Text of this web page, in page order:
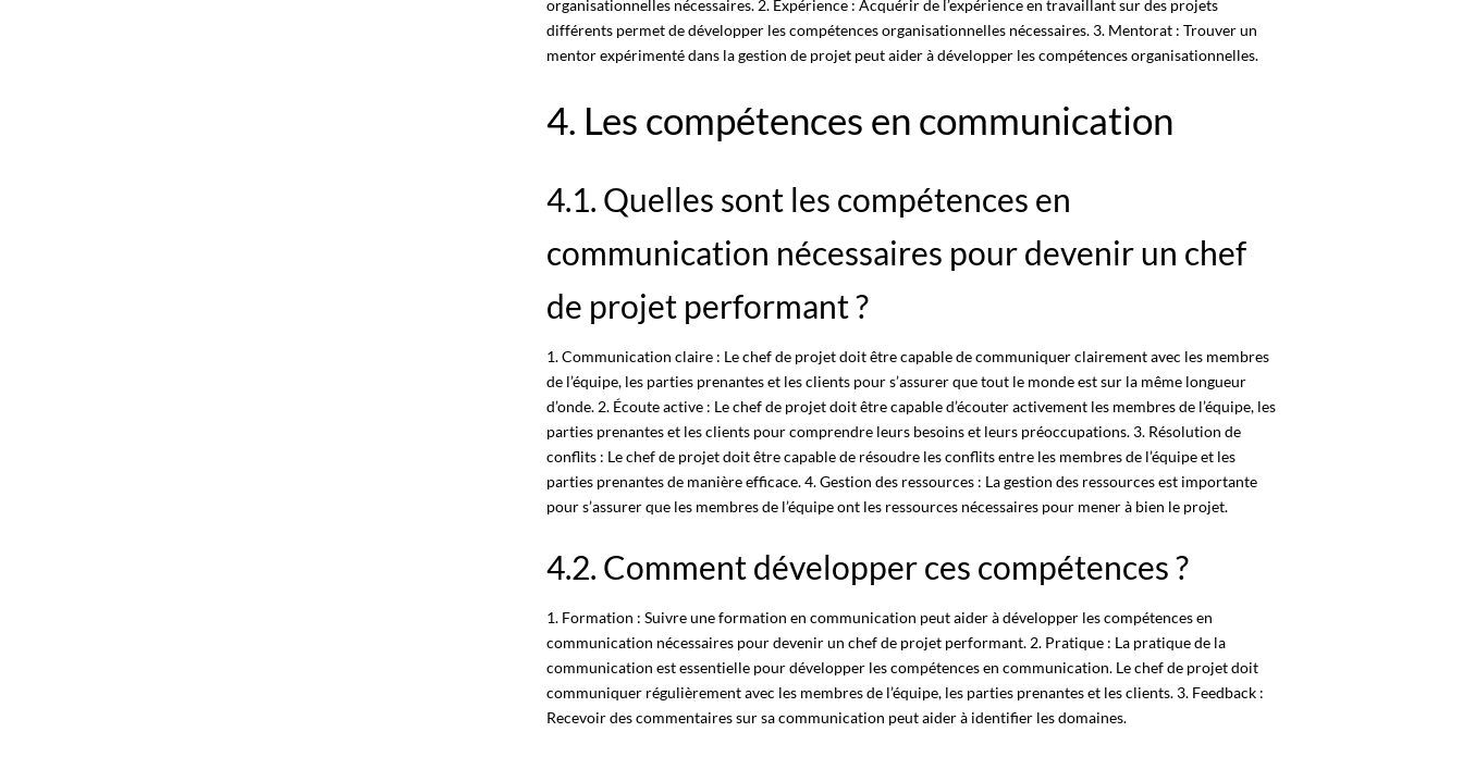
organisationnelles nécessaires. 2. Expérience : Acquérir de l’expérience en travaillant sur des projets
différents permet de développer les compétences organisationnelles nécessaires. 3. Mentorat : Trouver un
mentor expérimenté dans la gestion de projet peut aider à développer les compétences organisationnelles.
4. Les compétences en communication
4.1. Quelles sont les compétences en
communication nécessaires pour devenir un chef
de projet performant ?
1. Communication claire : Le chef de projetdoit être capable de communiquer clairement avec les membres
de l’équipe, les parties prenantes et les clients pour s’assurer que tout le monde est sur la même longueur
d’onde. 2. Écoute active : Lechef de projetdoit être capable d’écouter activement les membres de l’équipe, les
parties prenantes et les clients pour comprendre leurs besoins et leurs préoccupations. 3. Résolution de
conflits : Le chef de projet doit être capable de résoudre les conflits entre les membres de l’équipe et les
parties prenantes de manière efficace. 4. Gestion des ressources : La gestion des ressources est importante
pour s’assurer que les membres de l’équipe ont les ressources nécessaires pour mener à bien le projet.
4.2. Comment développer ces compétences ?
1. Formation : Suivre une formation en communication peut aider à développer les compétences en
communication nécessaires pour devenir un chef de projet performant. 2. Pratique : La pratique de la
communication est essentielle pour développer les compétences en communication. Le chef de projet doit
communiquer régulièrement avec les membres de l’équipe, les parties prenantes et les clients. 3. Feedback :
Recevoir des commentaires sur sa communication peut aider à identifier les domaines.